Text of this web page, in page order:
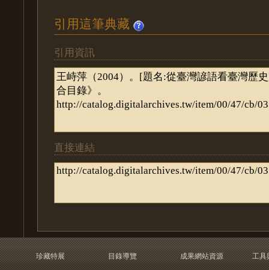
引用這筆典藏
引用資訊
直接連結
珍藏特展
目錄導覽
成果網站資源
工具